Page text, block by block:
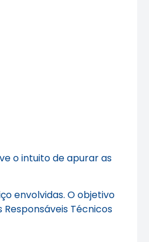
o intuito de apurar as
envolvidas. O objetivo
Técnicos